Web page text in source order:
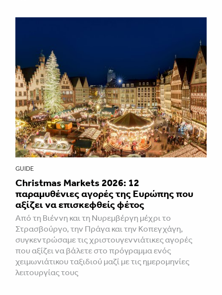
GUIDE
Christmas Markets 2026: 12
παραμυθένιες αγορές της Ευρώπης που
αξίζει να επισκεφθείς φέτος
Από τη Βιέννη και τη Νυρεμβέργη μέχρι το
Στρασβούργο, την Πράγα και την Κοπεγχάγη,
συγκεντρώσαμε τις χριστουγεννιάτικες αγορές
που αξίζει να βάλετε στο πρόγραμμα ενός
χειμωνιάτικου ταξιδιού μαζί με τις ημερομηνίες
λειτουργίας τους